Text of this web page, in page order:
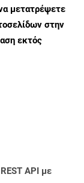
μετατρέψετε
στην
εκτός
API με